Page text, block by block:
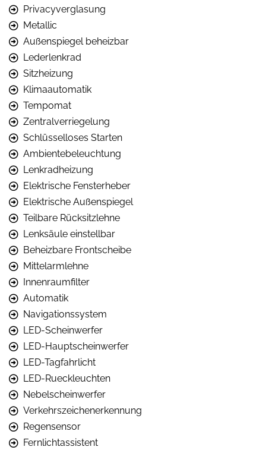
Privacyverglasung
Metallic
Außenspiegel beheizbar
Lederlenkrad
Sitzheizung
Klimaautomatik
Tempomat
Zentralverriegelung
Schlüsselloses Starten
Ambientebeleuchtung
Lenkradheizung
Elektrische Fensterheber
Elektrische Außenspiegel
Teilbare Rücksitzlehne
Lenksäule einstellbar
Beheizbare Frontscheibe
Mittelarmlehne
Innenraumfilter
Automatik
Navigationssystem
LED-Scheinwerfer
LED-Hauptscheinwerfer
LED-Tagfahrlicht
LED-Rueckleuchten
Nebelscheinwerfer
Verkehrszeichenerkennung
Regensensor
Fernlichtassistent